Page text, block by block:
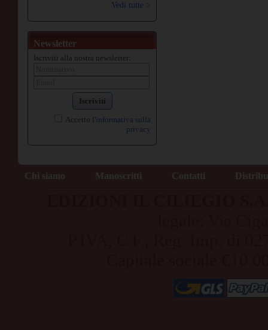
Vedi tutte >
Newsletter
Iscriviti alla nostra newsletter:
Iscriviti
Accetto l'informativa sulla
privacy
Chi siamo Manoscritti Contatti